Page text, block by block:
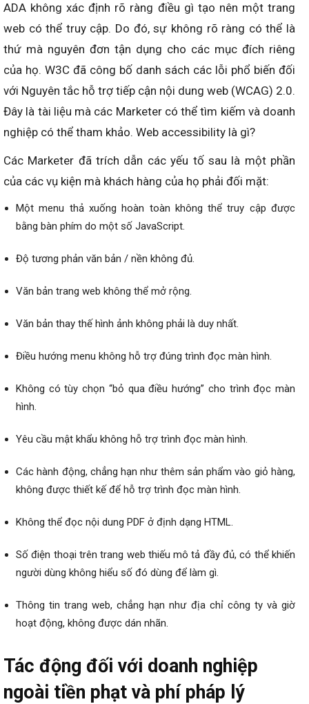
ADA không xác định rõ ràng điều gì tạo nên một trang
web có thể truy cập. Do đó, sự không rõ ràng có thể là
thứ mà nguyên đơn tận dụng cho các mục đích riêng
của họ. W3C đã công bố danh sách các lỗi phổ biến đối
với Nguyên tắc hỗ trợ tiếp cận nội dung web (WCAG) 2.0.
Đây là tài liệu mà các Marketer có thể tìm kiếm và doanh
nghiệp có thể tham khảo. Web accessibility là gì?
Các Marketer đã trích dẫn các yếu tố sau là một phần
của các vụ kiện mà khách hàng của họ phải đối mặt:
Một menu thả xuống hoàn toàn không thể truy cập được
bằng bàn phím do một số JavaScript.
Độ tương phản văn bản / nền không đủ.
Văn bản trang web không thể mở rộng.
Văn bản thay thế hình ảnh không phải là duy nhất.
Điều hướng menu không hỗ trợ đúng trình đọc màn hình.
Không có tùy chọn “bỏ qua điều hướng” cho trình đọc màn
hình.
Yêu cầu mật khẩu không hỗ trợ trình đọc màn hình.
Các hành động, chẳng hạn như thêm sản phẩm vào giỏ hàng,
không được thiết kế để hỗ trợ trình đọc màn hình.
Không thể đọc nội dung PDF ở định dạng HTML.
Số điện thoại trên trang web thiếu mô tả đầy đủ, có thể khiến
người dùng không hiểu số đó dùng để làm gì.
Thông tin trang web, chẳng hạn như địa chỉ công ty và giờ
hoạt động, không được dán nhãn.
Tác động đối với doanh nghiệp
ngoài tiền phạt và phí pháp lý